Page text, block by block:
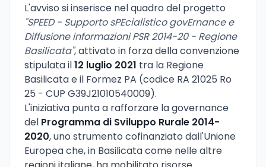
L'avviso si inserisce nel quadro del progetto
"SPEED - Supporto sPEcialistico govErnance e
Diffusione informazioni PSR 2014-20 - Regione
Basilicata", attivato in forza della convenzione
stipulata il12 luglio 2021 tra la Regione
Basilicata e il Formez PA (codice RA 21025 Ro
25 - CUP G39J21010540009).
L'iniziativa punta a rafforzare la governance
del Programma di Sviluppo Rurale 2014-
2020, uno strumento cofinanziato dall'Unione
Europea che, in Basilicata come nelle altre